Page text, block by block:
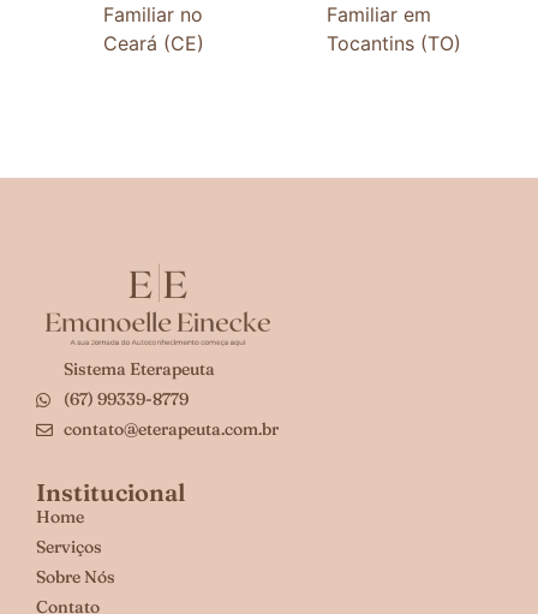
Familiar no
Ceará (CE)
Familiar em
Tocantins (TO)
Sistema Eterapeuta
(67) 99339-8779
contato@eterapeuta.com.br
Institucional
Home
Serviços
Sobre Nós
Contato